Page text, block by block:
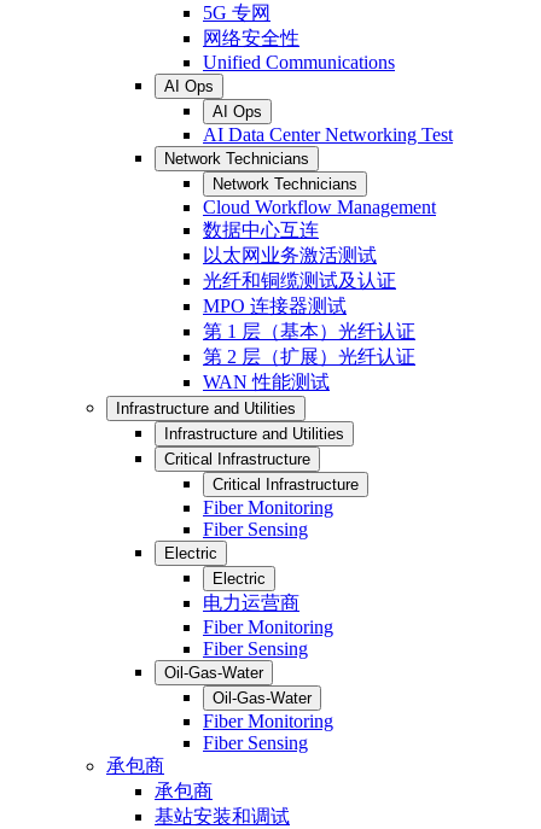
5G 专网
网络安全性
Unified Communications
AI Ops
AI Ops
AI Data Center Networking Test
Network Technicians
Network Technicians
Cloud Workflow Management
数据中心互连
以太网业务激活测试
光纤和铜缆测试及认证
MPO 连接器测试
第 1 层（基本）光纤认证
第 2 层（扩展）光纤认证
WAN 性能测试
Infrastructure and Utilities
Infrastructure and Utilities
Critical Infrastructure
Critical Infrastructure
Fiber Monitoring
Fiber Sensing
Electric
Electric
电力运营商
Fiber Monitoring
Fiber Sensing
Oil-Gas-Water
Oil-Gas-Water
Fiber Monitoring
Fiber Sensing
承包商
承包商
基站安装和调试